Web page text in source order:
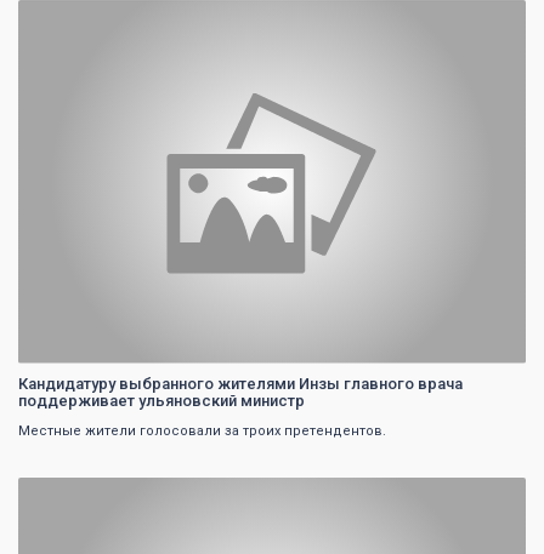
Кандидатуру выбранного жителями Инзы главного врача
поддерживает ульяновский министр
Местные жители голосовали за троих претендентов.